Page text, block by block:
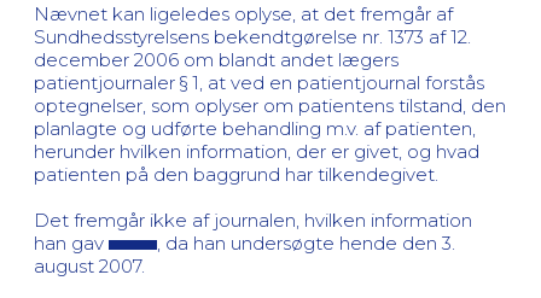
Nævnet kan ligeledes oplyse, at det fremgår af
Sundhedsstyrelsens bekendtgørelse nr. 1373 af 12.
december 2006 om blandt andet lægers
patientjournaler § 1, at ved en patientjournal forstås
optegnelser, som oplyser om patientens tilstand, den
planlagte og udførte behandling m.v. af patienten,
herunder hvilken information, der er givet, og hvad
patienten på den baggrund har tilkendegivet.
Det fremgår ikke af journalen, hvilken information
han gav
, da han undersøgte hende den 3.
august 2007.